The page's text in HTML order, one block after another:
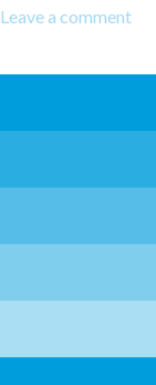
Leave a comment